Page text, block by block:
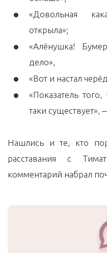
«Довольная
открыла»;
«Алёнушка!
дело»,
«Вот и настал
«Показатель
таки
Нашлись и те, кто
расставания с
комментарий набрал